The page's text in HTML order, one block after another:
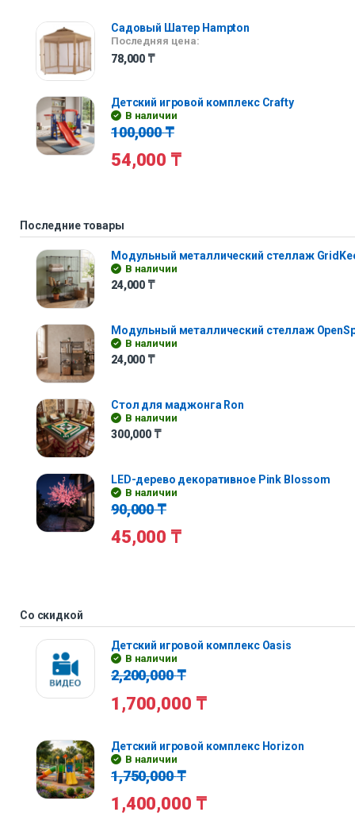
Садовый Шатер Hampton
Последняя цена:
78,000 ₸
Детский игровой комплекс Crafty
В наличии
100,000₸
54,000 ₸
Последние товары
Модульный металлический стеллаж
В наличии
24,000 ₸
Модульный металлический стеллаж
В наличии
24,000 ₸
Стол для маджонга Ron
В наличии
300,000 ₸
LED-дерево декоративное Pink Blossom
В наличии
90,000₸
45,000 ₸
Со скидкой
Детский игровой комплекс Oasis
В наличии
2,200,000₸
1,700,000 ₸
Детский игровой комплекс Horizon
В наличии
1,750,000₸
1,400,000 ₸